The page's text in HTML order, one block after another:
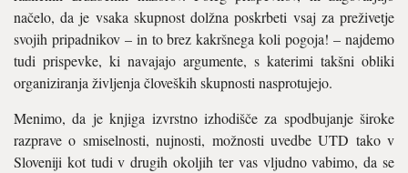
načelo, da je vsaka skupnost dolžna poskrbeti vsaj za preživetje
svojih pripadnikov – in to brez kakršnega koli pogoja! – najdemo
tudi prispevke, ki navajajo argumente, s katerimi takšni obliki
organiziranja življenja človeških skupnosti nasprotujejo.
Menimo, da je knjiga izvrstno izhodišče za spodbujanje široke
razprave o smiselnosti, nujnosti, možnosti uvedbe UTD tako v
Sloveniji kot tudi v drugih okoljih ter vas vljudno vabimo, da se